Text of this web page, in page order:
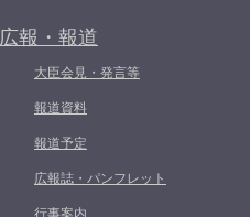
広報・報道
大臣会見・発言等
報道資料
報道予定
広報誌・パンフレット
行事案内